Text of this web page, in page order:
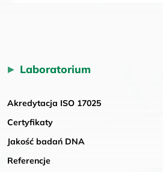
Laboratorium
Akredytacja ISO 17025
Certyfikaty
Jakość badań DNA
Referencje